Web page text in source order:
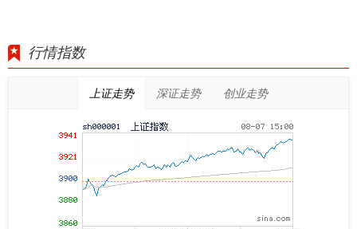
行情指数
上证走势 深证走势 创业走势